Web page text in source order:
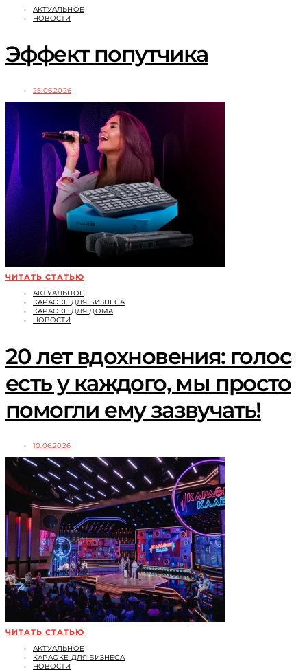
АКТУАЛЬНОЕ
НОВОСТИ
Эффект попутчика
25.06.2026
ЧИТАТЬ СТАТЬЮ
АКТУАЛЬНОЕ
КАРАОКЕ ДЛЯ БИЗНЕСА
КАРАОКЕ ДЛЯ ДОМА
НОВОСТИ
20 лет вдохновения: голос
есть у каждого, мы просто
помогли ему зазвучать!
10.06.2026
ЧИТАТЬ СТАТЬЮ
АКТУАЛЬНОЕ
КАРАОКЕ ДЛЯ БИЗНЕСА
НОВОСТИ